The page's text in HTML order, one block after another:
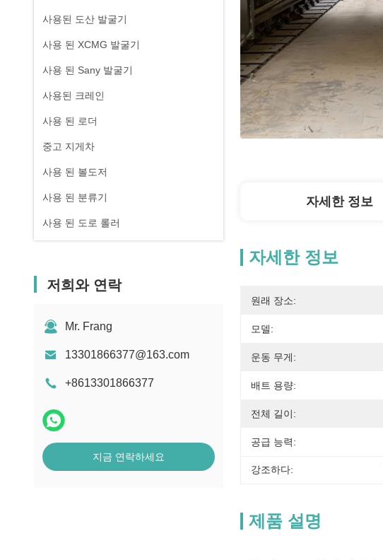
사용된 도산 발굴기
사용 된 XCMG 발굴기
사용 된 Sany 발굴기
사용된 크레인
사용 된 로더
중고 지게차
사용 된 볼도저
사용 된 분류기
사용 된 도로 롤러
저희와 연락
Mr. Frang
13301866377@163.com
+8613301866377
지금 연락하세요
자세한 정보
자세한 정보
원래 장소:
모델:
운동 무게:
배트 용량:
전체 길이:
공급 능력:
강조하다:
제품 설명